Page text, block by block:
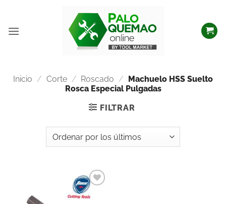
Inicio / Corte / Roscado / Machuelo HSS Suelto
Rosca Especial Pulgadas
FILTRAR
Añadir